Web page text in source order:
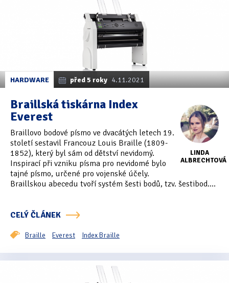
HARDWARE před 5 roky 4.11.2021
LINDA
ALBRECHTOVÁ
Braillská tiskárna Index
Everest
Braillovo bodové písmo ve dvacátých letech 19.
století sestavil Francouz Louis Braille (1809-
1852), který byl sám od dětství nevidomý.
Inspirací při vzniku písma pro nevidomé bylo
tajné písmo, určené pro vojenské účely.
Braillskou abecedu tvoří systém šesti bodů, tzv. šestibod....
CELÝ ČLÁNEK
Braille Everest Index Braille